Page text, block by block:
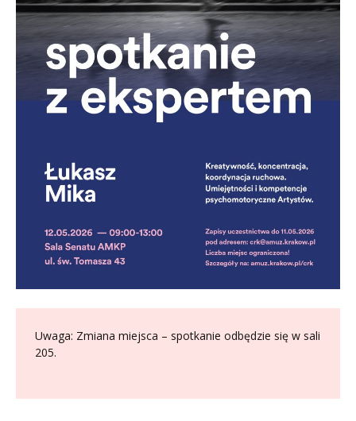
Uwaga: Zmiana miejsca – spotkanie odbędzie się w sali
205.